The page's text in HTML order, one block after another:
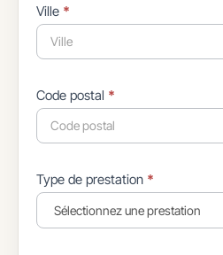
Ville *
Code postal *
Type de prestation *